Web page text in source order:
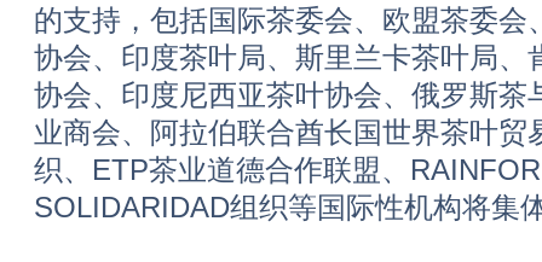
的支持，包括国际茶委会、欧盟茶委会
协会、印度茶叶局、斯里兰卡茶叶局、
协会、印度尼西亚茶叶协会、俄罗斯茶
业商会、阿拉伯联合酋长国世界茶叶贸
织、ETP茶业道德合作联盟、
SOLIDARIDAD组织等国际性机构将集